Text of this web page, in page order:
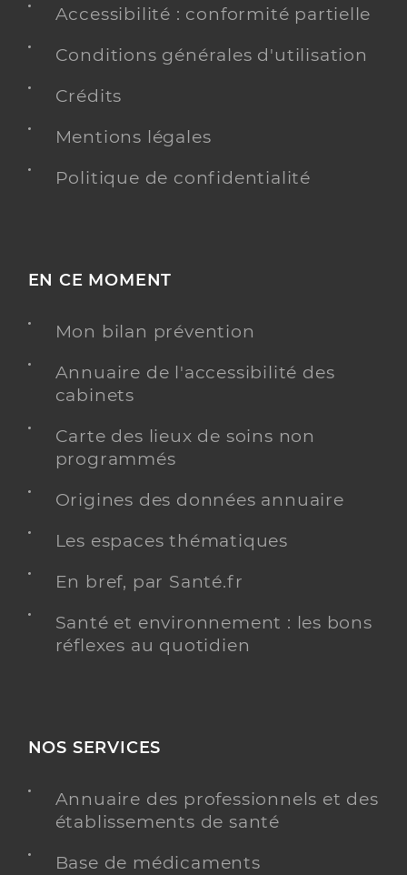
Accessibilité : conformité partielle
Conditions générales d'utilisation
Crédits
Mentions légales
Politique de confidentialité
EN CE MOMENT
Mon bilan prévention
Annuaire de l'accessibilité des
cabinets
Carte des lieux de soins non
programmés
Origines des données annuaire
Les espaces thématiques
En bref, par Santé.fr
Santé et environnement : les bons
réflexes au quotidien
NOS SERVICES
Annuaire des professionnels et des
établissements de santé
Base de médicaments